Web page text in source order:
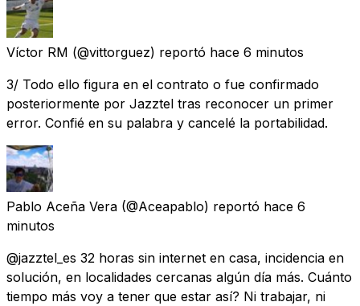
Víctor RM (@vittorguez) reportó hace 6 minutos
3/ Todo ello figura en el contrato o fue confirmado
posteriormente por Jazztel tras reconocer un primer
error. Confié en su palabra y cancelé la portabilidad.
Pablo Aceña Vera (@Aceapablo) reportó hace 6
minutos
@jazztel_es 32 horas sin internet en casa, incidencia en
solución, en localidades cercanas algún día más. Cuánto
tiempo más voy a tener que estar así? Ni trabajar, ni